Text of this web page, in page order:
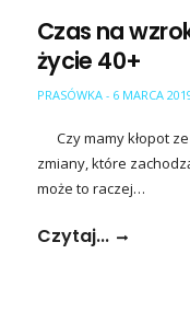
Czas na
życie 40+
PRASÓWKA - 6 MARCA
Czy mamy kłopot
zmiany, które
może to raczej…
Czytaj...